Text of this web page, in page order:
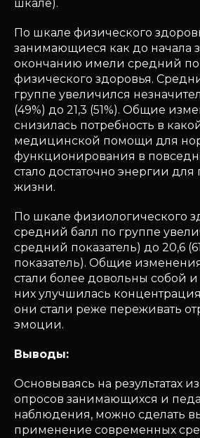
шкале).
По шкале физического
занимающиеся как до начала
окончанию имели средний
физического здоровья.
группе увеличился
(49%) до 21,3 (51%). Общие
снизилась потребность в
медицинской помощи для
функционирования в
стало достаточно энергии
жизни.
По шкале физиологического
средний балл по группе
средний показатель) до 20,6
показатель). Общие
стали более довольны собой
них улучшилась
они стали реже переживать
эмоции.
Выводы:
Основываясь на результатах
опросов занимающихся и
наблюдения, можно сделать
применение современных